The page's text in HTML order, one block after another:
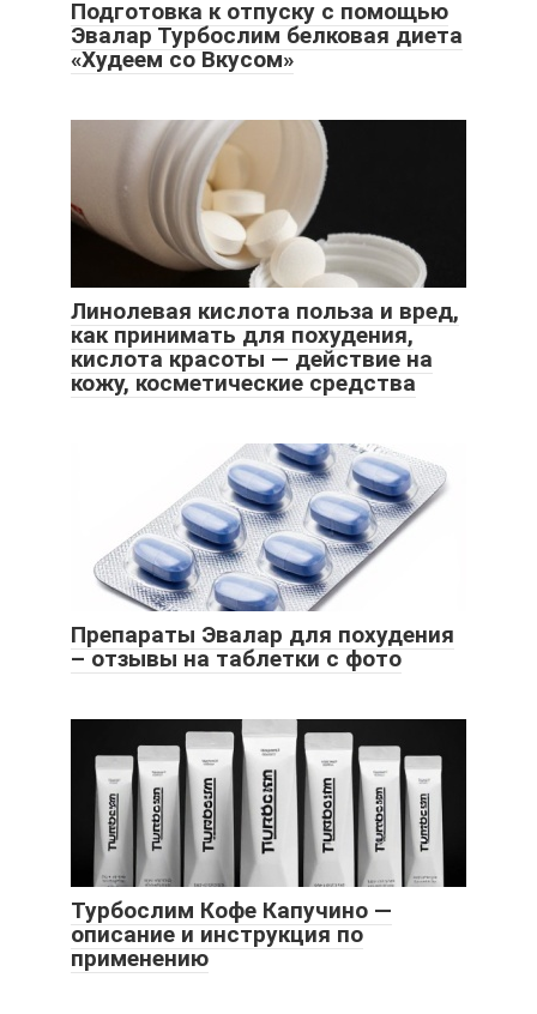
Подготовка к отпуску с помощью
Эвалар Турбослим белковая диета
«Худеем со Вкусом»
Линолевая кислота польза и вред,
как принимать для похудения,
кислота красоты ― действие на
кожу, косметические средства
Препараты Эвалар для похудения
– отзывы на таблетки с фото
Турбослим Кофе Капучино —
описание и инструкция по
применению